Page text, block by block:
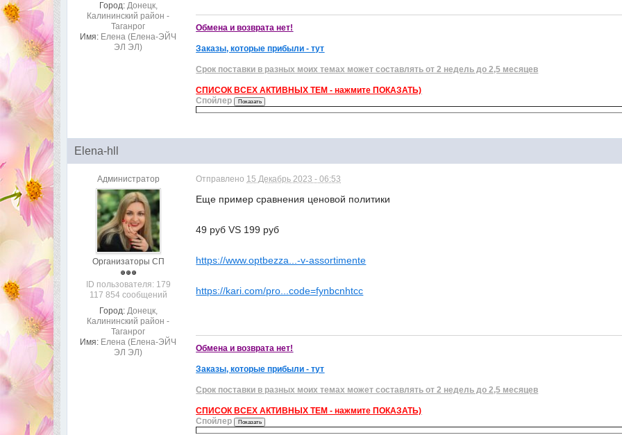
Город: Донецк,
Калининский район -
Таганрог
Имя: Елена (Елена-ЭЙЧ
ЭЛ ЭЛ)
Обмена и возврата нет!
Заказы, которые прибыли - тут
Срок поставки в разных моих темах может составлять от 2 недель до 2,5 месяцев
СПИСОК ВСЕХ АКТИВНЫХ ТЕМ - нажмите ПОКАЗАТЬ)
Спойлер
Elena-hll
Администратор
Организаторы СП
ID пользователя: 179
117 854 сообщений
Город: Донецк,
Калининский район -
Таганрог
Имя: Елена (Елена-ЭЙЧ
ЭЛ ЭЛ)
Отправлено 15 Декабрь 2023 - 06:53
Еще пример сравнения ценовой политики
49 руб VS 199 руб
https://www.optbezza...-v-assortimente
https://kari.com/pro...code=fynbcnhtcc
Обмена и возврата нет!
Заказы, которые прибыли - тут
Срок поставки в разных моих темах может составлять от 2 недель до 2,5 месяцев
СПИСОК ВСЕХ АКТИВНЫХ ТЕМ - нажмите ПОКАЗАТЬ)
Спойлер